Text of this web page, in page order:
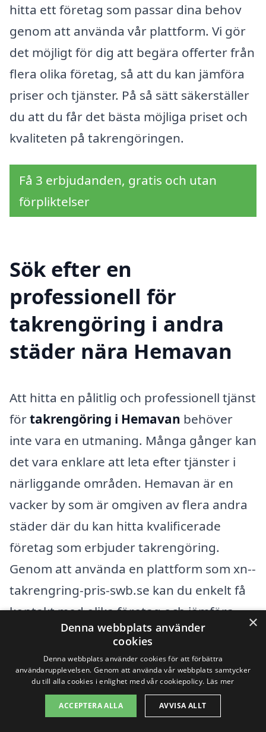
hitta ett företag som passar dina behov
genom att använda vår plattform. Vi gör
det möjligt för dig att begära offerter från
flera olika företag, så att du kan jämföra
priser och tjänster. På så sätt säkerställer
du att du får det bästa möjliga priset och
kvaliteten på takrengöringen.
Få 3 erbjudanden, gratis och utan
förpliktelser
Sök efter en
professionell för
takrengöring i andra
städer nära Hemavan
Att hitta en pålitlig och professionell tjänst
förtakrengöring i Hemavan behöver
inte vara en utmaning. Många gånger kan
det vara enklare att leta efter tjänster i
närliggande områden. Hemavan är en
vacker by som är omgiven av flera andra
städer där du kan hitta kvalificerade
företag som erbjuder takrengöring.
Genom att använda en plattform som xn--
takrengring-pris-swb.se kan du enkelt få
kontakt med olika företag och jämföra
deras priser och tjänster.
Här är några städer i närheten av
Hemavan där du kan hitta experter inom
takrengöring:
×
Denna webbplats använder
cookies
Denna webbplats använder cookies för att förbättra
användarupplevelsen. Genom att använda vår webbplats samtycker
du till alla cookies i enlighet med vår cookiepolicy. Läs mer
ACCEPTERA ALLA AVVISA ALLT